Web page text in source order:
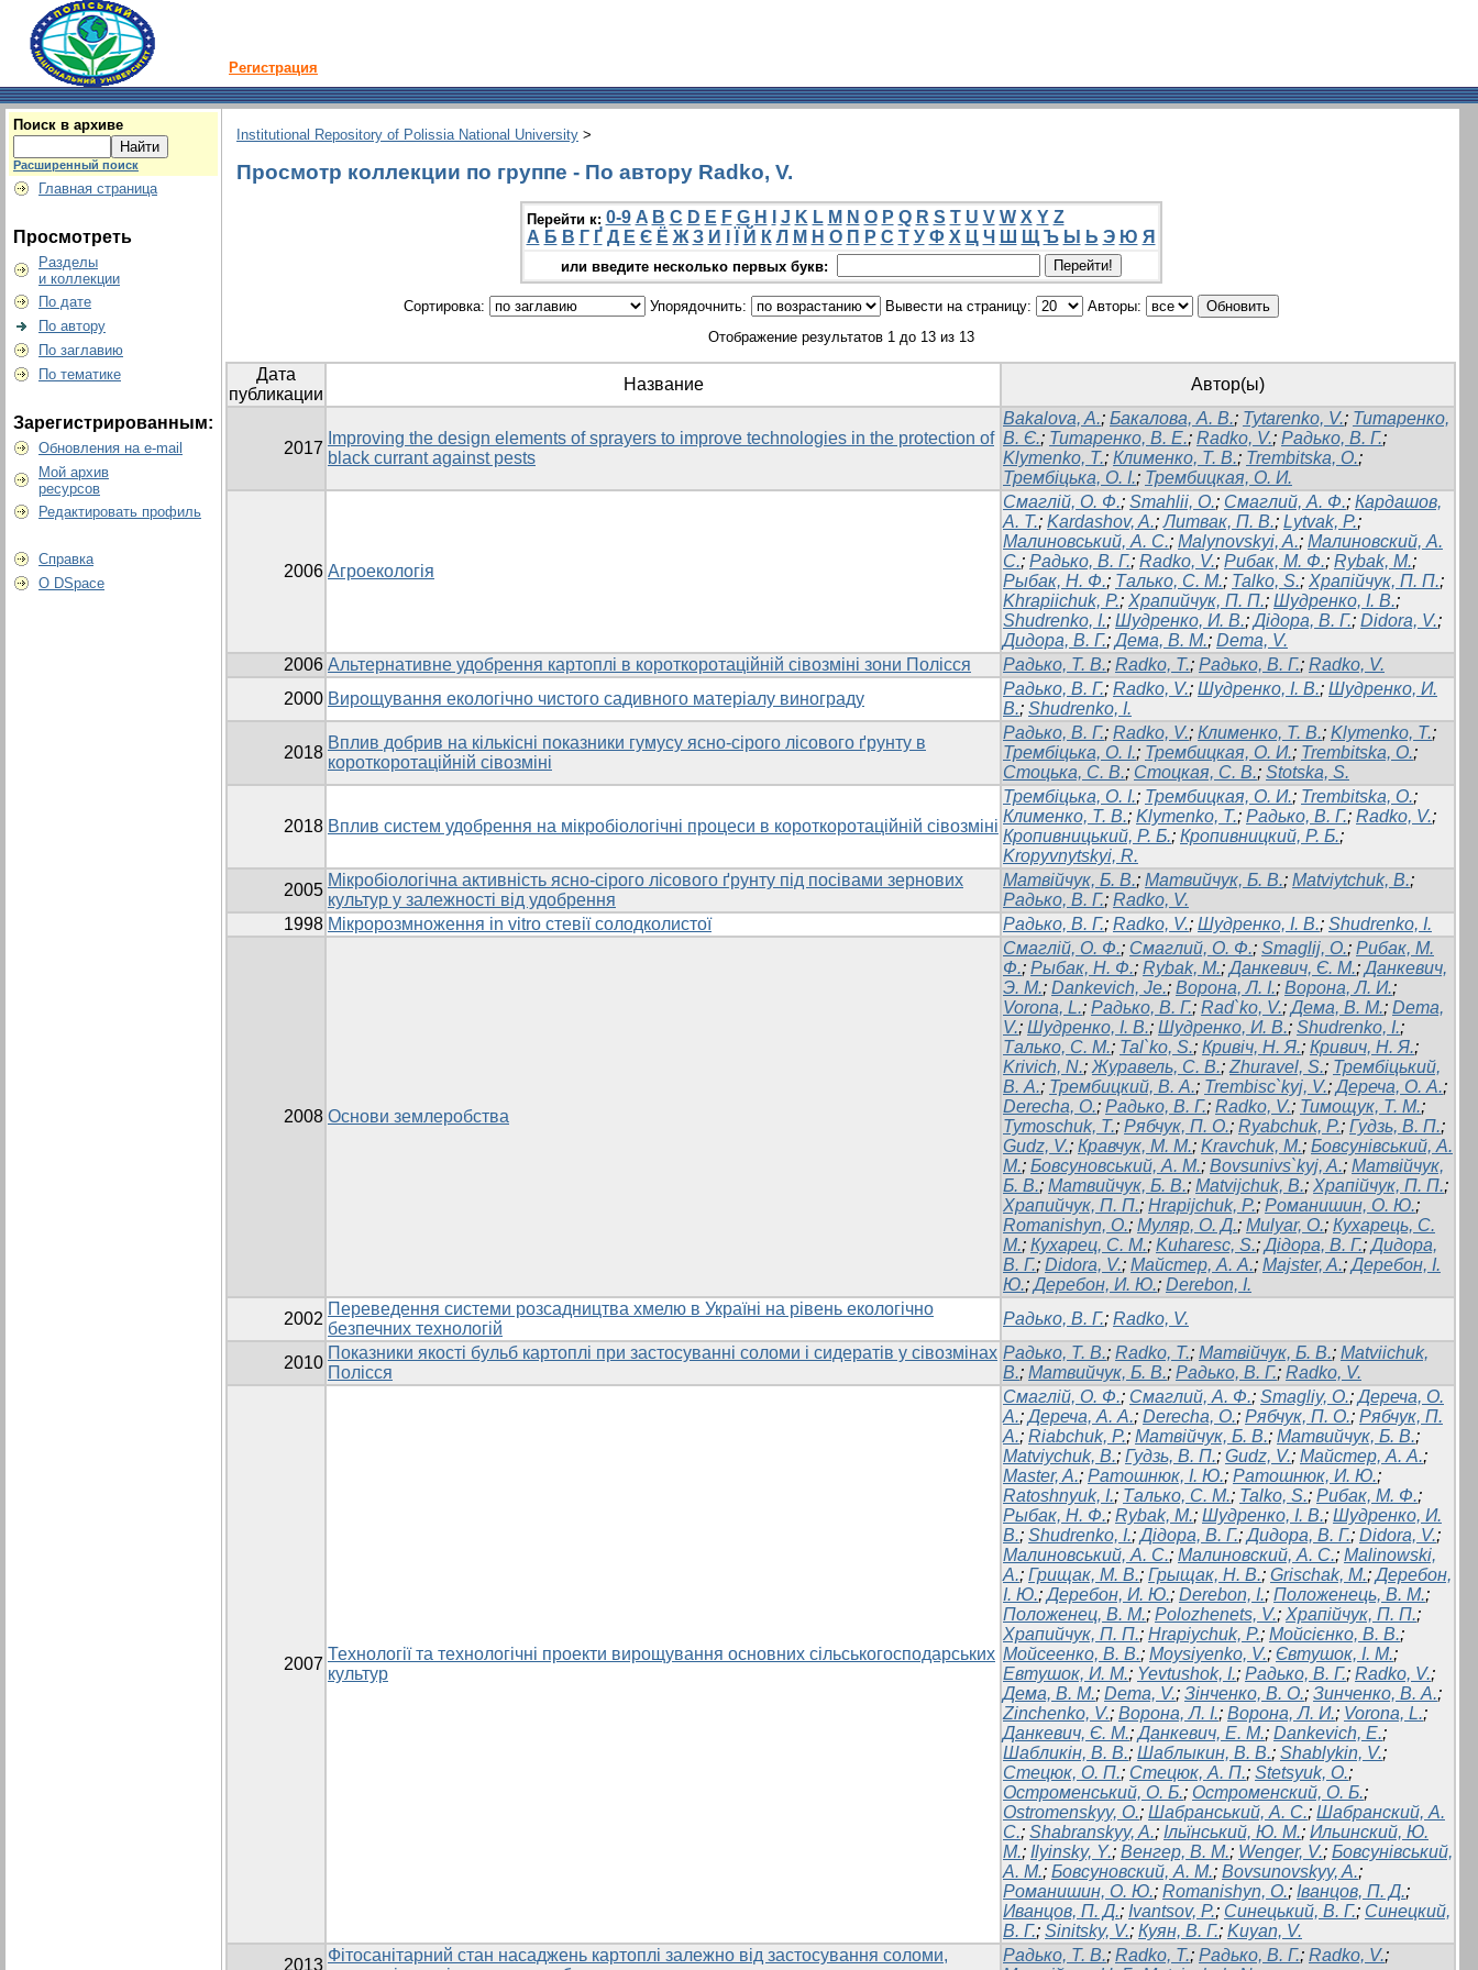
Регистрация
Поиск в архиве
Расширенный поиск
Главная страница
Просмотреть
Разделы
и коллекции
По дате
По автору
По заглавию
По тематике
Зарегистрированным:
Обновления на e-mail
Мой архив
ресурсов
Редактировать профиль
Справка
О DSpace
Institutional Repository of Polissia National University >
Просмотр коллекции по группе - По автору Radko, V.
Перейти к: 0-9 A B C D E F G H J K L M N O P Q R S T U V W X Y Z
А Б В Г Ґ Д Е Є Ё Ж З И Й К Л М Н О П Р С Т У Ф Х Ц Ч Ш Щ Ъ Ы Ь Э Ю Я
или введите несколько первых букв:
Сортировка: Упорядочнить: Вывести на страницу:
Авторы:
Отображение результатов 1 до 13 из 13
Дата
публикации
Название Автор(ы)
2017
Improving the design elements of sprayers to improve technologies in the protection of
black currant against pests
Bakalova, A.; Бакалова, А. В.; Tytarenko, V.; Титаренко,
В. Є.; Титаренко, В. Е.; Radko, V.; Радько, В. Г.;
Klymenko, T.; Клименко, Т. В.; Trembitska, O.;
Трембіцька, О. І.; Трембицкая, О. И.
2006 Агроекологія
Смаглій, О. Ф.; Smahlii, O.; Смаглий, А. Ф.; Кардашов,
А. Т.; Kardashov, A.;Литвак, П. В.; Lytvak, P.;
Малиновський, А. С.; Malynovskyi, A.; Малиновский, А.
С.; Радько, В. Г.; Radko, V.; Рибак, М. Ф.; Rybak, M.;
Рыбак, Н. Ф.; Талько, С. М.; Talko, S.; Храпійчук, П. П.;
Khrapiichuk, P.; Храпийчук, П. П.; Шудренко, І. В.;
Shudrenko, I.; Шудренко, И. В.;Дідора, В. Г.; Didora, V.;
Дидора, В. Г.;Дема, В. М.; Dema, V.
2006 Альтернативне удобрення картоплі в короткоротаційній сівозміні зони Полісся Радько, Т. В.; Radko, T.; Радько, В. Г.; Radko, V.
2000 Вирощування екологічно чистого садивного матеріалу винограду
Радько, В. Г.; Radko, V.; Шудренко, І. В.; Шудренко, И.
В.; Shudrenko, I.
2018
Вплив добрив на кількісні показники гумусу ясно-сірого лісового ґрунту в
короткоротаційній сівозміні
Радько, В. Г.; Radko, V.; Клименко, Т. В.; Klymenko, T.;
Трембіцька, О. І.; Трембицкая, О. И.; Trembitska, O.;
Стоцька, С. В.; Стоцкая, С. В.; Stotska, S.
2018 Вплив систем удобрення на мікробіологічні процеси в короткоротаційній сівозміні
Трембіцька, О. І.; Трембицкая, О. И.; Trembitska, O.;
Клименко, Т. В.; Klymenko, T.; Радько, В. Г.; Radko, V.;
Кропивницький, Р. Б.; Кропивницкий, Р. Б.;
Kropyvnytskyi, R.
2005
Мікробіологічна активність ясно-сірого лісового ґрунту під посівами зернових
культур у залежності від удобрення
Матвійчук, Б. В.; Матвийчук, Б. В.; Matviytchuk, B.;
Радько, В. Г.; Radko, V.
1998 Мікророзмноження in vitro стевії солодколистої Радько, В. Г.; Radko, V.; Шудренко, І. В.; Shudrenko, I.
2008 Основи землеробства
Смаглій, О. Ф.; Смаглий, О. Ф.; Smaglij, О.; Рибак, М.
Ф.; Рыбак, Н. Ф.; Rybak, M.;Данкевич, Є. М.;Данкевич,
Э. М.; Dankevich, Je.; Ворона, Л. І.; Ворона, Л. И.;
Vorona, L.; Радько, В. Г.; Rad`ko, V.;Дема, В. М.; Dema,
V.; Шудренко, І. В.; Шудренко, И. В.; Shudrenko, I.;
Талько, С. М.; Tal`ko, S.; Кривіч, Н. Я.; Кривич, Н. Я.;
Krivich, N.; Журавель, С. В.; Zhuravel, S.; Трембіцький,
В. А.; Трембицкий, В. А.; Trembisc`kyj, V.;Дереча, О. А.;
Derecha, O.; Радько, В. Г.; Radko, V.; Тимощук, Т. М.;
Tymoschuk, T.; Рябчук, П. О.; Ryabchuk, P.; Гудзь, В. П.;
Gudz, V.; Кравчук, М. М.; Kravchuk, M.; Бовсунівський, A.
M.; Бовсуновський, A. M.; Bovsunivs`kyj, A.; Матвійчук,
Б. В.; Матвийчук, Б. В.; Matvijchuk, B.; Храпійчук, П. П.;
Храпийчук, П. П.; Hrapijchuk, P.; Романишин, О. Ю.;
Romanishyn, O.; Муляр, О. Д.; Mulyar, O.; Кухарець, С.
М.; Кухарец, С. М.; Kuharesc, S.;Дідора, В. Г.;Дидора,
В. Г.; Didora, V.; Майстер, А. А.; Majster, A.;Деребон, І.
Ю.;Деребон, И. Ю.; Derebon, I.
2002
Переведення системи розсадництва хмелю в Україні на рівень екологічно
безпечних технологій
Радько, В. Г.; Radko, V.
2010
Показники якості бульб картоплі при застосуванні соломи і сидератів у сівозмінах
Полісся
Радько, Т. В.; Radko, T.; Матвійчук, Б. В.; Matviichuk,
B.; Матвийчук, Б. В.; Радько, В. Г.; Radko, V.
2007
Технології та технологічні проекти вирощування основних сільськогосподарських
культур
Смаглій, О. Ф.; Смаглий, А. Ф.; Smagliy, O.;Дереча, О.
А.;Дереча, А. А.; Derecha, O.; Рябчук, П. О.; Рябчук, П.
А.; Riabchuk, P.; Матвійчук, Б. В.; Матвийчук, Б. В.;
Matviychuk, B.; Гудзь, В. П.; Gudz, V.; Майстер, А. А.;
Master, A.; Ратошнюк, І. Ю.; Ратошнюк, И. Ю.;
Ratoshnyuk, I.; Талько, С. М.; Talko, S.; Рибак, М. Ф.;
Рыбак, Н. Ф.; Rybak, M.; Шудренко, І. В.; Шудренко, И.
В.; Shudrenko, I.;Дідора, В. Г.;Дидора, В. Г.; Didora, V.;
Малиновський, А. С.; Малиновский, А. С.; Malinowski,
A.; Грищак, М. В.; Грыщак, Н. В.; Grischak, M.;Деребон,
І. Ю.;Деребон, И. Ю.; Derebon, I.; Положенець, В. М.;
Положенец, В. М.; Polozhenets, V.; Храпійчук, П. П.;
Храпийчук, П. П.; Hrapiychuk, P.; Мойсієнко, В. В.;
Мойсеенко, В. В.; Moysiyenko, V.; Євтушок, І. М.;
Евтушок, И. М.; Yevtushok, I.; Радько, В. Г.; Radko, V.;
Дема, В. М.; Dema, V.; Зінченко, В. О.; Зинченко, В. А.;
Zinchenko, V.; Ворона, Л. І.; Ворона, Л. И.; Vorona, L.;
Данкевич, Є. М.;Данкевич, Е. М.; Dankevich, E.;
Шабликін, В. В.; Шаблыкин, В. В.; Shablykin, V.;
Стецюк, О. П.; Стецюк, А. П.; Stetsyuk, O.;
Остроменський, О. Б.; Остроменский, О. Б.;
Ostromenskyy, O.; Шабранський, А. С.; Шабранский, А.
С.; Shabranskyy, A.; Ільїнський, Ю. М.; Ильинский, Ю.
М.; Ilyinsky, Y.; Венгер, В. М.; Wenger, V.; Бовсунівський,
А. М.; Бовсуновский, А. М.; Bovsunovskyy, A.;
Романишин, О. Ю.; Romanishyn, O.; Іванцов, П. Д.;
Иванцов, П. Д.; Ivantsov, P.; Синецький, В. Г.; Синецкий,
В. Г.; Sinitsky, V.; Куян, В. Г.; Kuyan, V.
2013
Фітосанітарний стан насаджень картоплі залежно від застосування соломи,
Радько, Т. В.; Radko, T.; Радько, В. Г.; Radko, V.;